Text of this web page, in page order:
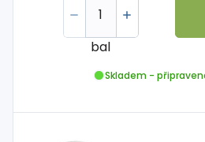
bal
Skladem -